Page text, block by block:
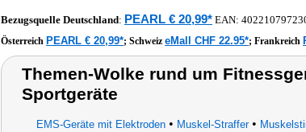
Bezugsquelle Deutschland: PEARL € 20,99* EAN:
Österreich PEARL € 20,99*; Schweiz eMall CHF 22.95*; Frankreich
Themen-Wolke rund um
Sportgeräte
EMS-Geräte mit Elektroden • Muskel-Straffer•